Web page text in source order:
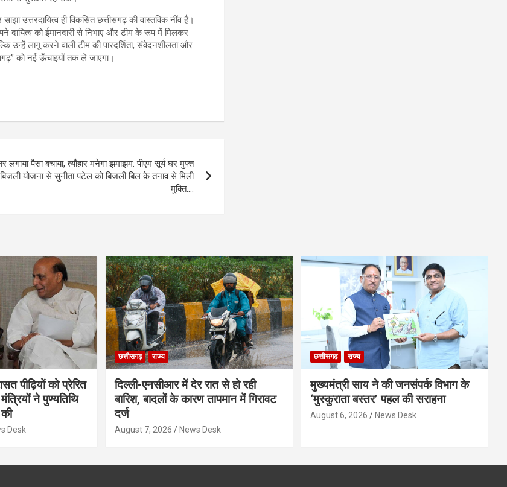
उत्तरदायित्व ही विकसित छत्तीसगढ़ की वास्तविक नींव है।
को ईमानदारी से निभाए और टीम के रूप में मिलकर
उन्हें लागू करने वाली टीम की पारदर्शिता, संवेदनशीलता और
को नई ऊँचाइयों तक ले जाएगा।
लगाया पैसा बचाया, त्यौहार मनेगा झमाझम: पीएम सूर्य घर मुफ्त
बिजली योजना से सुनीता पटेल को बिजली बिल के तनाव से मिली
मुक्ति….
पीढ़ियों को प्रेरित
ने पुण्यतिथि
Desk
छत्तीसगढ़ राज्य
दिल्ली-एनसीआर में देर रात से हो रही
बारिश, बादलों के कारण तापमान में गिरावट
दर्ज
August 7, 2026 News Desk
छत्तीसगढ़ राज्य
मुख्यमंत्री साय ने की जनसंपर्क विभाग के
‘मुस्कुराता बस्तर’ पहल की सराहना
August 6, 2026 News Desk